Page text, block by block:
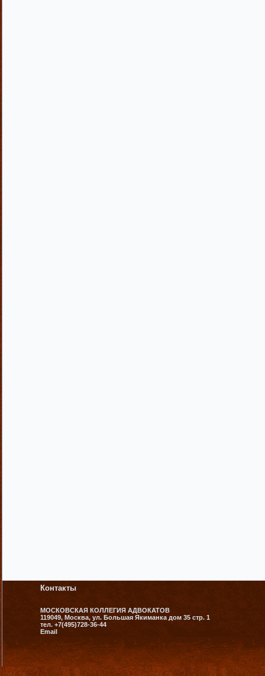
Контакты
МОСКОВСКАЯ КОЛЛЕГИЯ АДВОКАТОВ
119049, Москва, ул. Большая Якиманка дом 35 стр. 1
тел. +7(495)728-36-44
Email